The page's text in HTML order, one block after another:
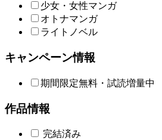
少女・女性マンガ
オトナマンガ
ライトノベル
キャンペーン情報
期間限定無料・試読増量中
作品情報
完結済み